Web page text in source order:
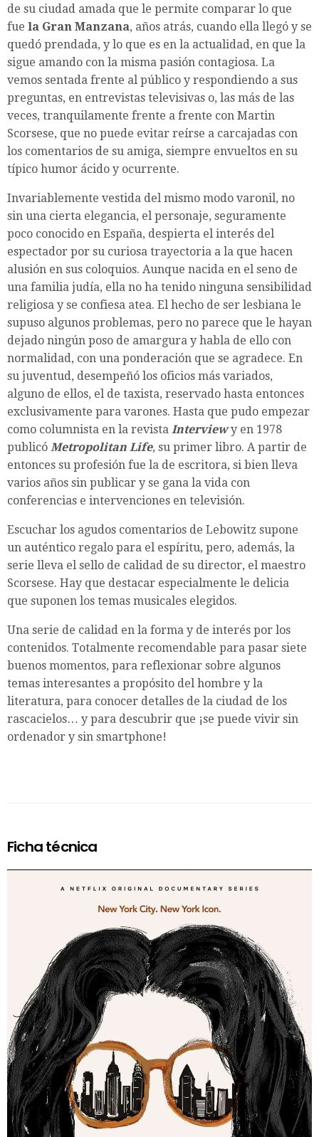
de su ciudad amada que le permite comparar lo que
fue la Gran Manzana, años atrás, cuando ella llegó y se
quedó prendada, y lo que es en la actualidad, en que la
sigue amando con la misma pasión contagiosa. La
vemos sentada frente al público y respondiendo a sus
preguntas, en entrevistas televisivas o, las más de las
veces, tranquilamente frente a frente con Martin
Scorsese, que no puede evitar reírse a carcajadas con
los comentarios de su amiga, siempre envueltos en su
típico humor ácido y ocurrente.
Invariablemente vestida del mismo modo varonil, no
sin una cierta elegancia, el personaje, seguramente
poco conocido en España, despierta el interés del
espectador por su curiosa trayectoria a la que hacen
alusión en sus coloquios. Aunque nacida en el seno de
una familia judía, ella no ha tenido ninguna sensibilidad
religiosa y se confiesa atea. El hecho de ser lesbiana le
supuso algunos problemas, pero no parece que le hayan
dejado ningún poso de amargura y habla de ello con
normalidad, con una ponderación que se agradece. En
su juventud, desempeñó los oficios más variados,
alguno de ellos, el de taxista, reservado hasta entonces
exclusivamente para varones. Hasta que pudo empezar
como columnista en la revista Interviewy en 1978
publicó Metropolitan Life, su primer libro. A partir de
entonces su profesión fue la de escritora, si bien lleva
varios años sin publicar y se gana la vida con
conferencias e intervenciones en televisión.
Escuchar los agudos comentarios de Lebowitz supone
un auténtico regalo para el espíritu, pero, además, la
serie lleva el sello de calidad de su director, el maestro
Scorsese. Hay que destacar especialmente le delicia
que suponen los temas musicales elegidos.
Una serie de calidad en la forma y de interés por los
contenidos. Totalmente recomendable para pasar siete
buenos momentos, para reflexionar sobre algunos
temas interesantes a propósito del hombre y la
literatura, para conocer detalles de la ciudad de los
rascacielos… y para descubrir que ¡se puede vivir sin
ordenador y sin smartphone!
Ficha técnica